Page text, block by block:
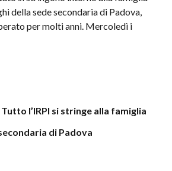
della sede secondaria di Padova,
per molti anni. Mercoledì i
Tutto l’IRPI si stringe alla famiglia
di Padova